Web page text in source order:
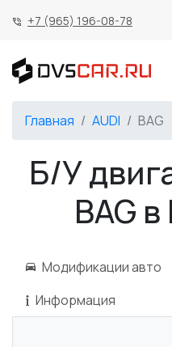
+7 (965) 196-08-78
Главная AUDI BAG
Б/У
BAG
Модификации авто
Информация